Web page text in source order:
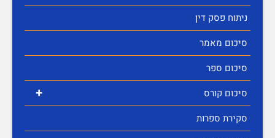
ניתוח פסק דין
סיכום מאמר
סיכום ספר
+
סיכום קורס
סקירת ספרות